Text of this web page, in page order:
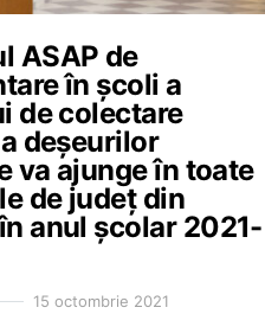
ASAP de
în școli a
de colectare
deșeurilor
va ajunge în toate
de județ din
anul școlar 2021-
15 octombrie 2021